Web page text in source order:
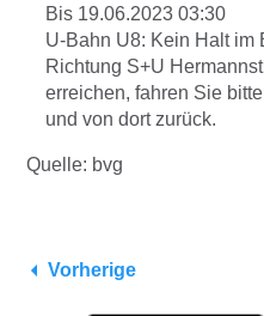
Bis 19.06.2023 03:30
U-Bahn U8: Kein Halt im
Richtung S+U
erreichen, fahren Sie
und von dort zurück.
Quelle: bvg
Vorherige